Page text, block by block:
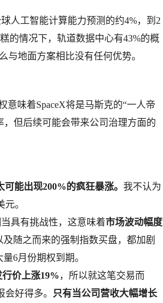
人工智能计算能力预测的约4%，到2
的情况下，轨道数据中心有43%的概
与地面方案相比没有任何优势。
味着SpaceX将是马斯克的“一人帝
但后续可能会带来公司治理方面的
可能出现200%的疯狂暴涨。 我不认为
。
当具有挑战性，这意味着市场波动幅度
随之而来的强制指数买盘，都加剧
6月份期权到期。
价上涨19%，所以就这笔交易而
好得多。
只有当公司营收大幅增长